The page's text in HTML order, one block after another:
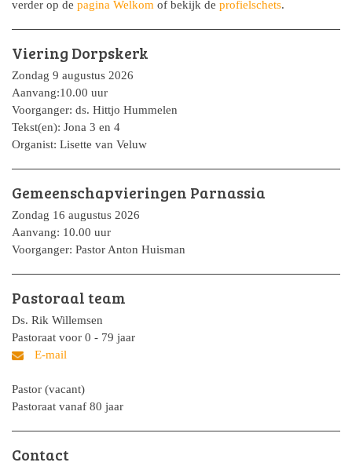
verder op de pagina Welkom of bekijk de profielschets.
Viering Dorpskerk
Zondag 9 augustus 2026
Aanvang:10.00 uur
Voorganger: ds. Hittjo Hummelen
Tekst(en): Jona 3 en 4
Organist: Lisette van Veluw
Gemeenschapvieringen Parnassia
Zondag 16 augustus 2026
Aanvang: 10.00 uur
Voorganger: Pastor Anton Huisman
Pastoraal team
Ds. Rik Willemsen
Pastoraat voor 0 - 79 jaar
Pastor (vacant)
Pastoraat vanaf 80 jaar
Contact